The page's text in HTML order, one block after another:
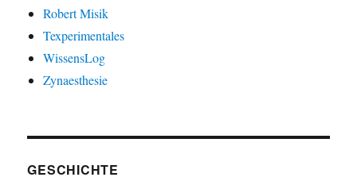
Robert Misik
Texperimentales
WissensLog
Zynaesthesie
GESCHICHTE